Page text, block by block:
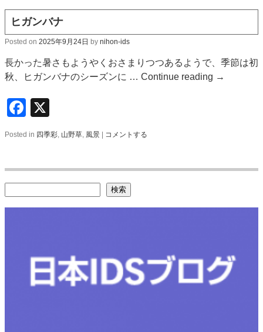
ヒガンバナ
Posted on 2025年9月24日 by nihon-ids
長かった暑さもようやくおさまりつつあるようで、季節は初
秋、ヒガンバナのシーズンに … Continue reading →
Facebook
Posted in 四季彩, 山野草, 風景 コメントする
検索